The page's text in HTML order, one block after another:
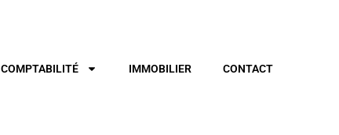
COMPTABILITÉ IMMOBILIER CONTACT